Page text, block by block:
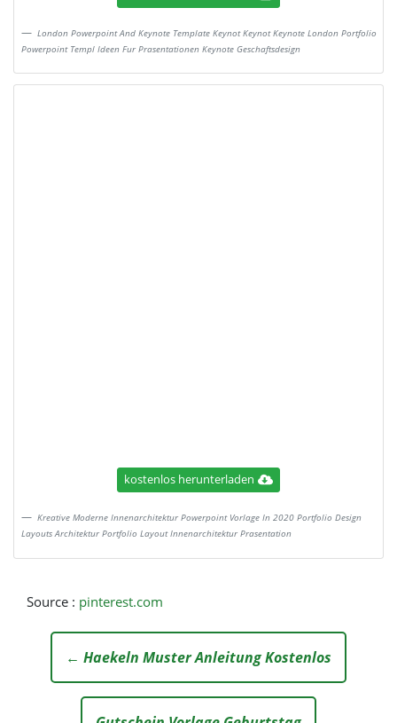
London Powerpoint And Keynote Template Keynot Keynot Keynote London Portfolio
Powerpoint Templ Ideen Fur Prasentationen Keynote Geschaftsdesign
kostenlos herunterladen
Kreative Moderne Innenarchitektur Powerpoint Vorlage In 2020 Portfolio Design
Layouts Architektur Portfolio Layout Innenarchitektur Prasentation
Source : pinterest.com
← Haekeln Muster Anleitung Kostenlos